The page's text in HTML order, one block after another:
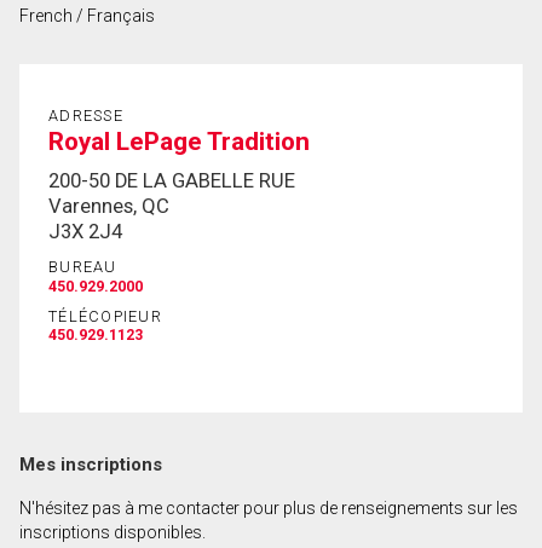
(Optionnel)
Message
French / Français
ADRESSE
Royal LePage Tradition
200-50 DE LA GABELLE RUE
Varennes, QC
J3X 2J4
BUREAU
450.929.2000
TÉLÉCOPIEUR
450.929.1123
Mes inscriptions
N'hésitez pas à me contacter pour plus de renseignements sur les
inscriptions disponibles.